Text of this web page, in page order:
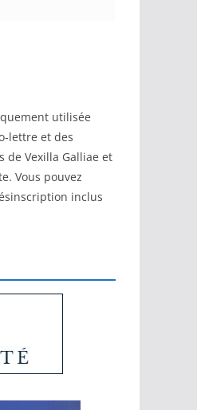
utilisée
lettre et des
de Vexilla Galliae et
Vous pouvez
inclus